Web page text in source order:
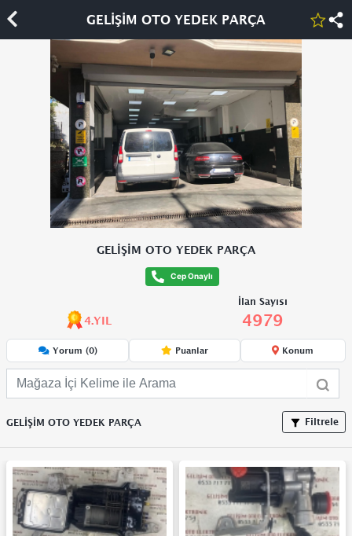
GELİŞİM OTO YEDEK PARÇA
GELİŞİM OTO YEDEK PARÇA
Cep Onaylı
4.YIL
İlan Sayısı
4979
Yorum (0) Puanlar Konum
GELİŞİM OTO YEDEK PARÇA Filtrele